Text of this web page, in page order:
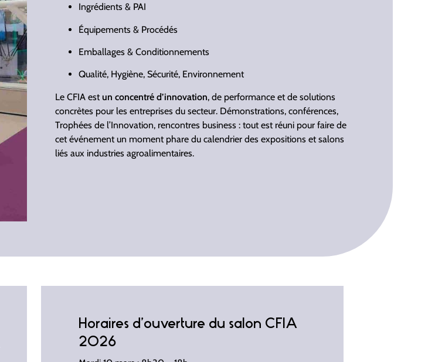
Ingrédients & PAI
Équipements & Procédés
Emballages & Conditionnements
Qualité, Hygiène, Sécurité, Environnement
Le CFIA estun concentré d’innovation, de performance et de solutions
concrètes pour les entreprises du secteur. Démonstrations, conférences,
Trophées de l’Innovation, rencontres business : tout est réuni pour faire de
cet événement un moment phare du calendrier des expositions et salons
liés aux industries agroalimentaires.
Horaires d’ouverture du salon CFIA
2026